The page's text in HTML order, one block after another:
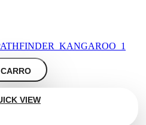
CARRO
VIEW